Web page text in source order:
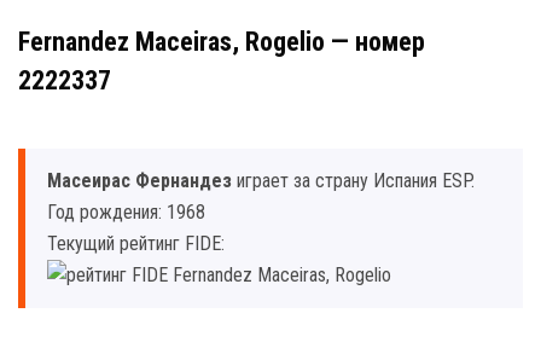
Fernandez Maceiras, Rogelio — номер
2222337
Маcеирас Фернандез играет за страну Испания ESP.
Год рождения: 1968
Текущий рейтинг FIDE: